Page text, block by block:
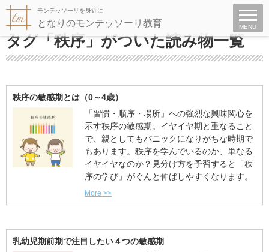
モンテッソーリを身近に
となりのモンテッソーリ教育 MENU
タグ「秩序」がついた読み物一覧
秩序の敏感期とは（0～4歳）
「習慣・順序・場所」への強烈な興味関心を
示す秩序の敏感期。イヤイヤ期と重なること
で、親としてもパニックになりがちな時期で
もあります。秩序を学んでいるのか、単なる
イヤイヤなのか？見分け方を予習すると「秩
序の学び」がぐんと伸ばしやすくなります。
More >>
乳幼児期前期で注目したい４つの敏感期